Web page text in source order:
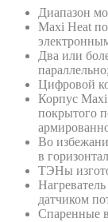
Диапазон
Maxi Heat
Два или
параллельно;
Цифровой
Корпус
покрытого
Во
в
ТЭНы
датчиком
Спаренные